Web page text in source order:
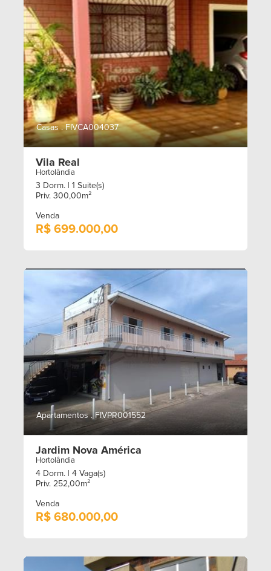
Casas . FIVCA004037
Vila Real
Hortolândia
3 Dorm.
| 1 Suite(s)
Priv. 300,00m²
Venda
R$ 699.000,00
Apartamentos . FIVPR001552
Jardim Nova América
Hortolândia
4 Dorm.
| 4 Vaga(s)
Priv. 252,00m²
Venda
R$ 680.000,00